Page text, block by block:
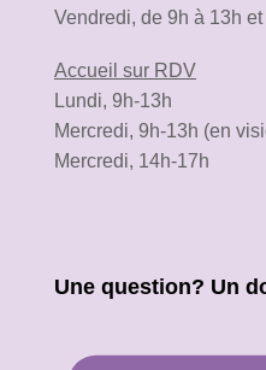
Vendredi, de 9h à 13h
Accueil sur RDV
Lundi, 9h-13h
Mercredi, 9h-13h (en
Mercredi, 14h-17h
Une question? Un